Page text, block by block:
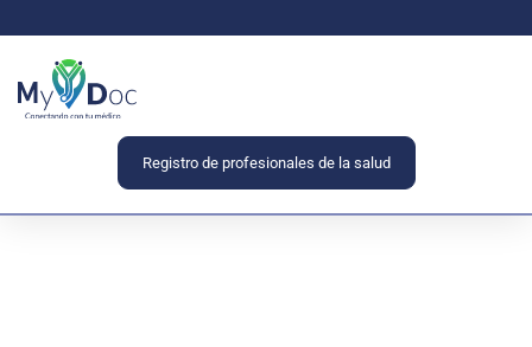
Registro de profesionales de la salud